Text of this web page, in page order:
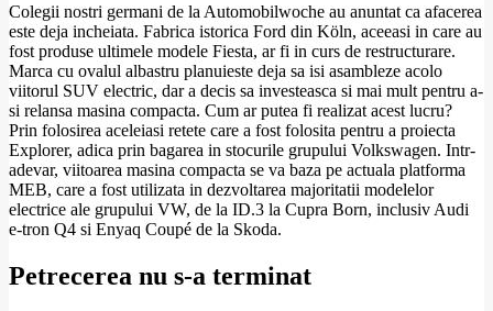
Colegii nostri germani de la Automobilwoche au anuntat ca afacerea
este deja incheiata. Fabrica istorica Ford din Köln, aceeasi in care au
fost produse ultimele modele Fiesta, ar fi in curs de restructurare.
Marca cu ovalul albastru planuieste deja sa isi asambleze acolo
viitorul SUV electric, dar a decis sa investeasca si mai mult pentru a-
si relansa masina compacta. Cum ar putea fi realizat acest lucru?
Prin folosirea aceleiasi retete care a fost folosita pentru a proiecta
Explorer, adica prin bagarea in stocurile grupului Volkswagen. Intr-
adevar, viitoarea masina compacta se va baza pe actuala platforma
MEB, care a fost utilizata in dezvoltarea majoritatii modelelor
electrice ale grupului VW, de la ID.3 la Cupra Born, inclusiv Audi
e-tron Q4 si Enyaq Coupé de la Skoda.
Petrecerea nu s-a terminat